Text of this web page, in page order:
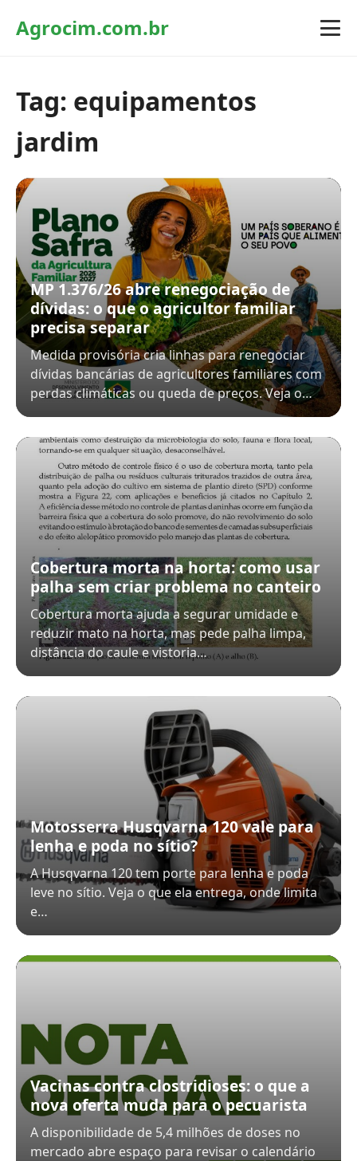
Agrocim.com.br
Tag: equipamentos
jardim
MP 1.376/26 abre renegociação de
dívidas: o que o agricultor familiar
precisa separar
Medida provisória cria linhas para renegociar
dívidas bancárias de agricultores familiares com
perdas climáticas ou queda de preços. Veja o…
Cobertura morta na horta: como usar
palha sem criar problema no canteiro
Cobertura morta ajuda a segurar umidade e
reduzir mato na horta, mas pede palha limpa,
distância do caule e vistoria…
Motosserra Husqvarna 120 vale para
lenha e poda no sítio?
A Husqvarna 120 tem porte para lenha e poda
leve no sítio. Veja o que ela entrega, onde limita
e…
Vacinas contra clostridioses: o que a
nova oferta muda para o pecuarista
A disponibilidade de 5,4 milhões de doses no
mercado abre espaço para revisar o calendário